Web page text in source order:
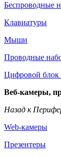
Беспроводные
Клавиатуры
Мыши
Проводные
Цифровой блок
Веб-камеры,
Назад к
Web-камеры
Презентеры